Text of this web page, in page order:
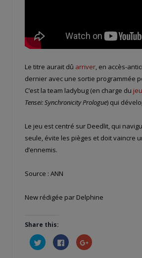
Le titre aurait dû arriver, en accès-
dernier avec une sortie programmée
C’est la team ladybug (en charge du jeu
Tensei: Synchronicity Prologue) qui
Le jeu est centré sur Deedlit, qui
seule, évite les pièges et doit vaincre
d’ennemis.
Source : ANN
New rédigée par Delphine
Share this:
Cliquez
pour
partager
Cliquez
pour
partager
Cliquez
pour